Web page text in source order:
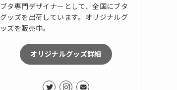
ブタ専門デザイナーとして、全国にブタ
グッズを出荷しています。オリジナルグ
ッズを販売中。
オリジナルグッズ詳細